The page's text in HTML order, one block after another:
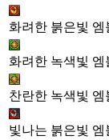
화려한 붉은빛
화려한 녹색빛
찬란한 녹색빛
빛나는 붉은빛